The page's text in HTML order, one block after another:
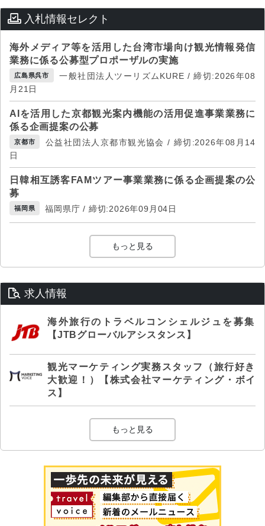
入札情報セレクト
海外メディア等を活用した台湾市場向け観光情報発信
業務に係る公募型プロポーザルの実施
広島県呉市
一般社団法人ツーリズムKURE / 締切:2026年08
月21日
AIを活用した京都観光案内機能の活用促進事業業務に
係る企画提案の公募
京都市
公益社団法人京都市観光協会 / 締切:2026年08月14
日
日韓相互誘客FAMツアー事業業務に係る企画提案の公
募
福岡県 福岡県庁 / 締切:2026年09月04日
もっと見る
求人情報
海外旅行のトラベルコンシェルジュを募集
【JTBグローバルアシスタンス】
観光マーケティング実務スタッフ（旅行好き
大歓迎！）【株式会社マーケティング・ボイ
ス】
もっと見る